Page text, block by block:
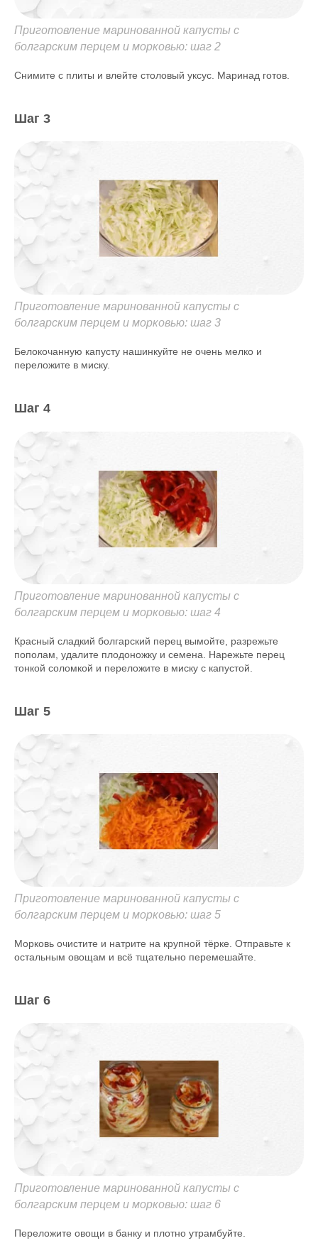
Приготовление маринованной капусты с
болгарским перцем и морковью: шаг 2
Снимите с плиты и влейте столовый уксус. Маринад готов.
Шаг 3
Приготовление маринованной капусты с
болгарским перцем и морковью: шаг 3
Белокочанную капусту нашинкуйте не очень мелко и
переложите в миску.
Шаг 4
Приготовление маринованной капусты с
болгарским перцем и морковью: шаг 4
Красный сладкий болгарский перец вымойте, разрежьте
пополам, удалите плодоножку и семена. Нарежьте перец
тонкой соломкой и переложите в миску с капустой.
Шаг 5
Приготовление маринованной капусты с
болгарским перцем и морковью: шаг 5
Морковь очистите и натрите на крупной тёрке. Отправьте к
остальным овощам и всё тщательно перемешайте.
Шаг 6
Приготовление маринованной капусты с
болгарским перцем и морковью: шаг 6
Переложите овощи в банку и плотно утрамбуйте.